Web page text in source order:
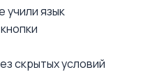
учили язык
скрытых условий